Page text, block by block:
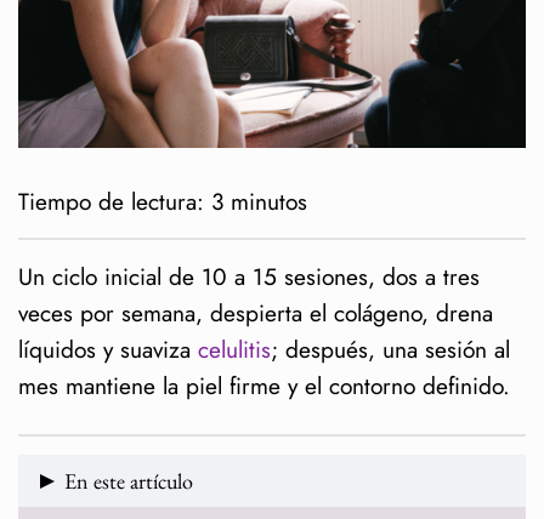
Tiempo de lectura: 3 minutos
Un ciclo inicial de 10 a 15 sesiones, dos a tres
veces por semana, despierta el colágeno, drena
líquidos y suaviza celulitis; después, una sesión al
mes mantiene la piel firme y el contorno definido.
En este artículo